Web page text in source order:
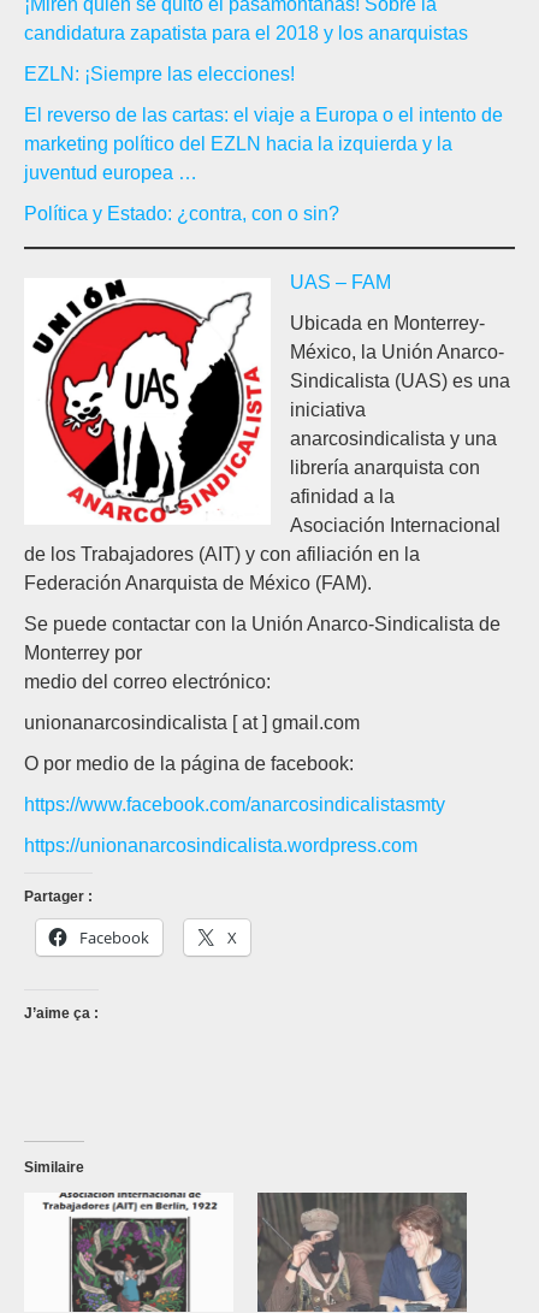
¡Miren quien se quitó el pasamontañas! Sobre la
candidatura zapatista para el 2018 y los anarquistas
EZLN: ¡Siempre las elecciones!
El reverso de las cartas: el viaje a Europa o el intento de
marketing político del EZLN hacia la izquierda y la
juventud europea …
Política y Estado: ¿contra, con o sin?
UAS – FAM
Ubicada en Monterrey-
México, la Unión Anarco-
Sindicalista (UAS) es una
iniciativa
anarcosindicalista y una
librería anarquista con
afinidad a la
Asociación Internacional
de los Trabajadores (AIT) y con afiliación en la
Federación Anarquista de México (FAM).
Se puede contactar con la Unión Anarco-Sindicalista de
Monterrey por
medio del correo electrónico:
unionanarcosindicalista [ at ] gmail.com
O por medio de la página de facebook:
https://www.facebook.com/anarcosindicalistasmty
https://unionanarcosindicalista.wordpress.com
Partager :
Facebook X
J’aime ça :
Similaire